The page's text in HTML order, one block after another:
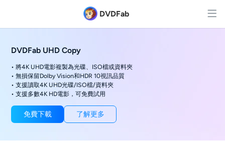
DVDFab
DVDFab UHD Copy
• 將4K UHD電影複製為光碟、ISO檔或資料夾
• 無損保留Dolby Vision和HDR 10視訊品質
• 支援讀取4K UHD光碟/ISO檔/資料夾
• 支援多數4K HD電影，可免費試用
免費下載 了解更多